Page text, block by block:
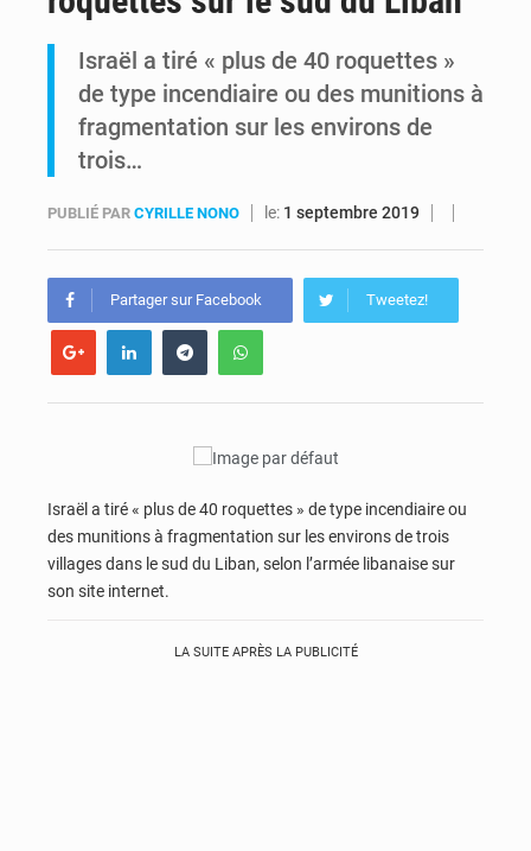
RDC : Christian Bosembe annonce la fermeture imminente de TikTok pour stopper la propagande de l’AFC-M23
Israël a tiré « plus de 40 roquettes »
de type incendiaire ou des munitions à
fragmentation sur les environs de
trois…
PUBLIÉ PAR CYRILLE NONO le: 1 septembre 2019
Partager sur Facebook Tweetez!
Israël a tiré « plus de 40 roquettes » de type incendiaire ou
des munitions à fragmentation sur les environs de trois
villages dans le sud du Liban, selon l’armée libanaise sur
son site internet.
LA SUITE APRÈS LA PUBLICITÉ